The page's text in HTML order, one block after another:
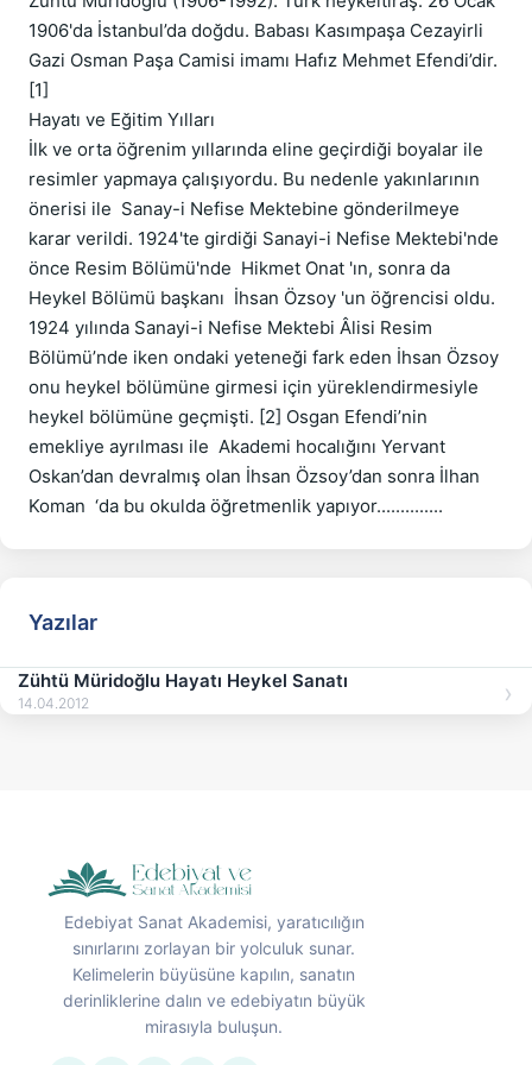
1906'da İstanbul’da doğdu. Babası Kasımpaşa Cezayirli
Gazi Osman Paşa Camisi imamı Hafız Mehmet Efendi’dir.
[1]
Hayatı ve Eğitim Yılları
İlk ve orta öğrenim yıllarında eline geçirdiği boyalar ile
resimler yapmaya çalışıyordu. Bu nedenle yakınlarının
önerisi ile  Sanay-i Nefise Mektebine gönderilmeye
karar verildi. 1924'te girdiği Sanayi-i Nefise Mektebi'nde
önce Resim Bölümü'nde  Hikmet Onat 'ın, sonra da
Heykel Bölümü başkanı  İhsan Özsoy 'un öğrencisi oldu.
1924 yılında Sanayi-i Nefise Mektebi Âlisi Resim
Bölümü’nde iken ondaki yeteneği fark eden İhsan Özsoy
onu heykel bölümüne girmesi için yüreklendirmesiyle
heykel bölümüne geçmişti. [2] Osgan Efendi’nin
emekliye ayrılması ile  Akademi hocalığını Yervant
Oskan’dan devralmış olan İhsan Özsoy’dan sonra İlhan
Yazılar
Zühtü Müridoğlu Hayatı Heykel Sanatı
14.04.2012
Edebiyat Sanat Akademisi, yaratıcılığın
sınırlarını zorlayan bir yolculuk sunar.
Kelimelerin büyüsüne kapılın, sanatın
derinliklerine dalın ve edebiyatın büyük
mirasıyla buluşun.